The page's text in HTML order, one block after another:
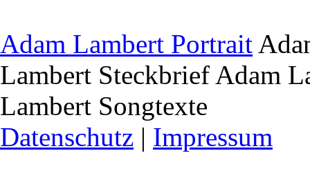
Adam Lambert Portrait
Lambert Steckbrief Adam
Lambert Songtexte
Datenschutz | Impressum